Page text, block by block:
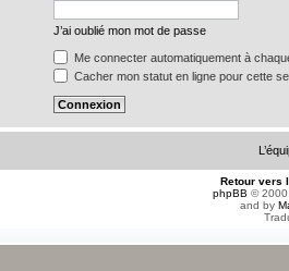
J’ai oublié mon mot de passe
Me connecter automatiquement à
Cacher mon statut en ligne pour cette
Retour vers
phpBB ©
and by